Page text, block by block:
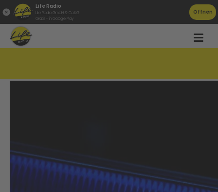
Life Radio
Life Radio GmbH & Co.KG
Gratis - in Google Play
Öffnen